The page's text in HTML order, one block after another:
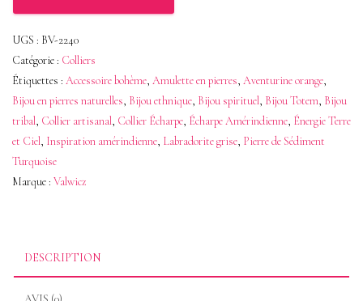
Ethnique
Turquoise
Gris
Orange
–
UGS : BV-2240
Catégorie : Colliers
Étiquettes : Accessoire bohème, Amulette en pierres, Aventurine orange,
Bijou en pierres naturelles, Bijou ethnique, Bijou spirituel, Bijou Totem, Bijou
tribal, Collier artisanal, Collier Écharpe, Écharpe Amérindienne, Énergie Terre
et Ciel, Inspiration amérindienne, Labradorite grise, Pierre de Sédiment
Turquoise
Marque : Valwicz
DESCRIPTION